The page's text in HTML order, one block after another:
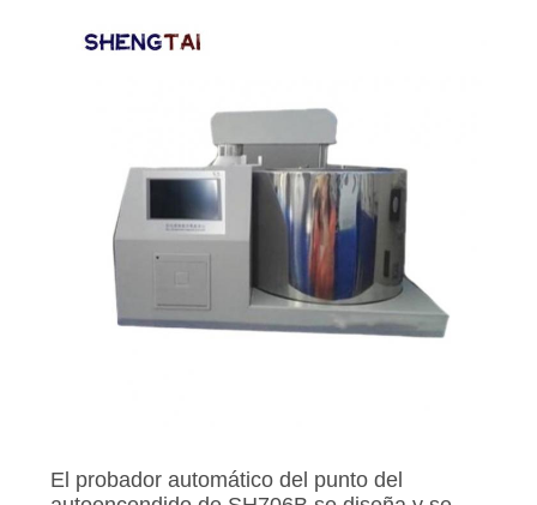
El probador automático del punto del